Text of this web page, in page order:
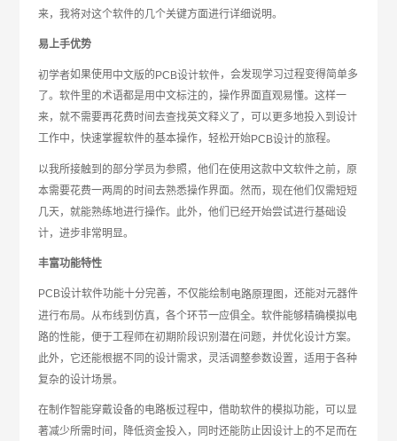
来，我将对这个软件的几个关键方面进行详细说明。
易上手优势
初学者如果使用 中文版的PCB设计软件，会发现学习过程变得简单多
了。软件里的术语都是用中文标注的，操作界面直观易懂。这样一
来，就不需要再花费时间去查找英文释义了，可以更多地投入到设计
工作中，快速掌握软件的基本操作，轻松开始PCB设计的旅程。
以我所接触到的部分学员为参照，他们在使用这款中文软件之前，原
本需要花费一两周的时间去熟悉操作界面。然而，现在他们仅需短短
几天，就能熟练地进行操作。此外，他们已经开始尝试进行基础设
计，进步非常明显。
丰富功能特性
PCB设计软件功能十分完善，不仅能绘制 电路原理图 ，还能对元器件
进行布局。从布线到仿真，各个环节一应俱全。软件能够精确模拟电
路的性能，便于工程师在初期阶段识别潜在问题，并优化设计方案。
此外，它还能根据不同的设计需求，灵活调整参数设置，适用于各种
复杂的设计场景。
在制作智能穿戴设备的电路板过程中，借助软件的模拟功能，可以显
著减少所需时间，降低资金投入，同时还能防止因设计上的不足而在